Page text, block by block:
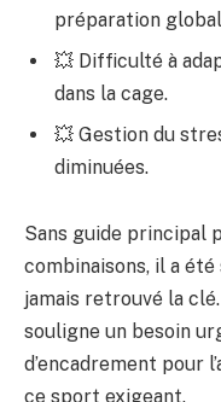
préparation
💥 Difficulté à
dans la cage.
💥 Gestion du
diminuées.
Sans guide principal
combinaisons, il a été
jamais retrouvé la
souligne un besoin
d’encadrement pour
ce sport exigeant.